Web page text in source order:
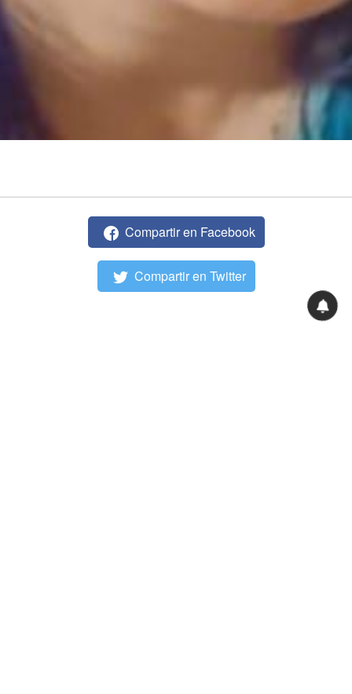
Compartir en Facebook
Compartir en Twitter